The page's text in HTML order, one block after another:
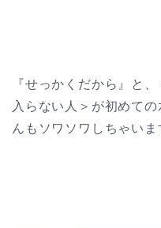
『せっかくだから』と
入らない人＞が初めて
んもソワソワしちゃいま